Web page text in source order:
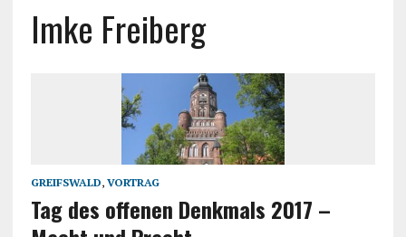
Imke Freiberg
GREIFSWALD, VORTRAG
Tag des offenen Denkmals 2017 –